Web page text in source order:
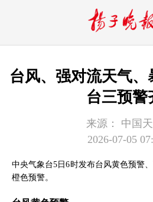
台风、强对流天气
台三预警
来源：
中国
2026-07-05
中央气象台5日6时发布台风黄色预警
橙色预警。